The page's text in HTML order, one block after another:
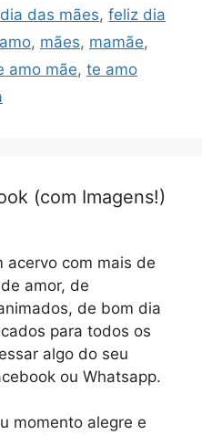
dia das mães,feliz dia
, mães, mamãe,
amo mãe, te amo
(com Imagens!)
acervo com mais de
amor, de
de bom dia
para todos os
algo do seu
ou Whatsapp.
momento alegre e